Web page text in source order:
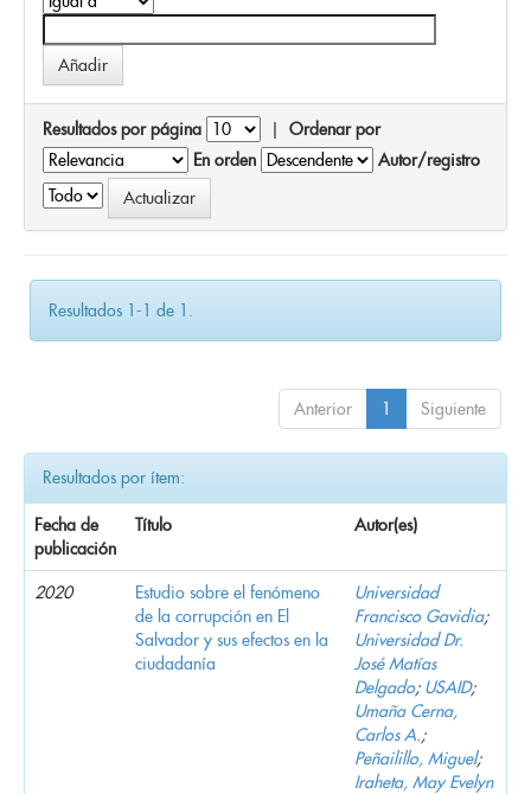
Resultados por página | Ordenar por
En orden
Autor/registro
Resultados 1-1 de 1.
Anterior 1 Siguiente
Resultados por ítem:
Fecha de
publicación
Título Autor(es)
2020
Estudio sobre el fenómeno
de la corrupción en El
Salvador y sus efectos en la
ciudadanía
Universidad
Francisco Gavidia;
Universidad Dr.
José Matías
Delgado; USAID;
Umaña Cerna,
Carlos A.;
Peñailillo, Miguel;
Iraheta, May Evelyn